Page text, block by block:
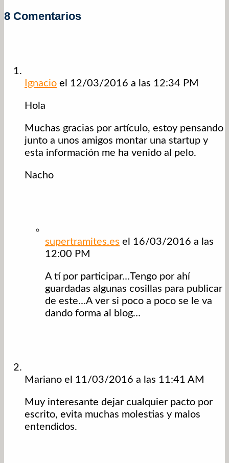
8 Comentarios
Ignacio el 12/03/2016 a las 12:34 PM
Hola
Muchas gracias por artículo, estoy pensando
junto a unos amigos montar una startup y
esta información me ha venido al pelo.
Nacho
supertramites.es el 16/03/2016 a las
12:00 PM
A tí por participar…Tengo por ahí
guardadas algunas cosillas para publicar
de este…A ver si poco a poco se le va
dando forma al blog…
Mariano el 11/03/2016 a las 11:41 AM
Muy interesante dejar cualquier pacto por
escrito, evita muchas molestias y malos
entendidos.